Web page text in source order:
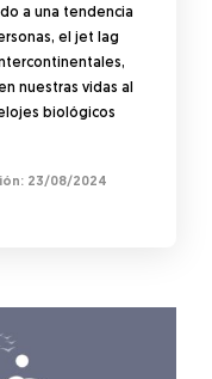
a una tendencia
el jet lag
nuestras vidas al
biológicos
23/08/2024